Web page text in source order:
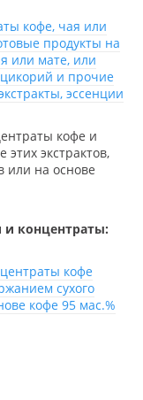
кофе, чая или
продукты на
или мате, или
и прочие
эссенции
кофе и
этих экстрактов,
или на основе
и концентраты:
кофе
сухого
кофе 95 мас.%